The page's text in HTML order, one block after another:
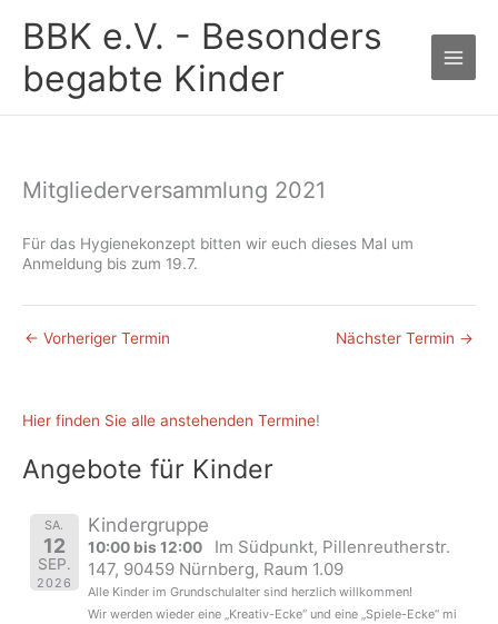
Inhalt
springen
BBK e.V. - Besonders
begabte Kinder
Mitgliederversammlung 2021
Für das Hygienekonzept bitten wir euch dieses Mal um
Anmeldung bis zum 19.7.
← Vorheriger Termin Nächster Termin →
Hier finden Sie alle anstehenden Termine!
Angebote für Kinder
SA.
12
SEP.
2026
Kindergruppe
10:00 bis 12:00
Im Südpunkt, Pillenreutherstr.
147, 90459 Nürnberg, Raum 1.09
Alle Kinder im Grundschulalter sind herzlich willkommen!
Wir werden wieder eine „Kreativ-Ecke“ und eine „Spiele-Ecke“ mi